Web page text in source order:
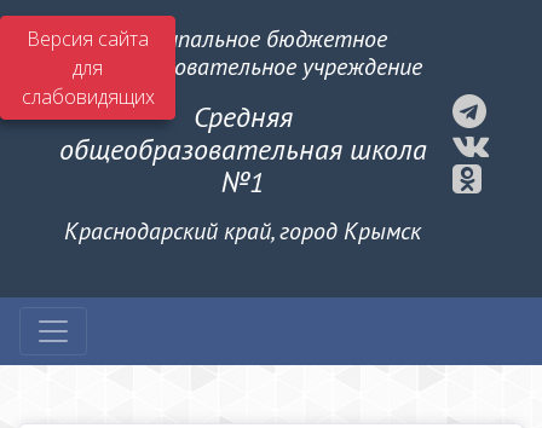
Версия сайта
для
слабовидящих
Муниципальное бюджетное
общеобразовательное учреждение
Средняя
общеобразовательная школа
№1
Краснодарский край, город Крымск